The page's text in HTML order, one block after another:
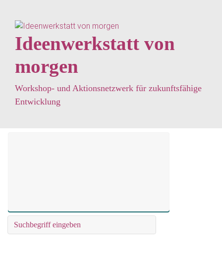
Ideenwerkstatt von
morgen
Workshop- und Aktionsnetzwerk für zukunftsfähige
Entwicklung